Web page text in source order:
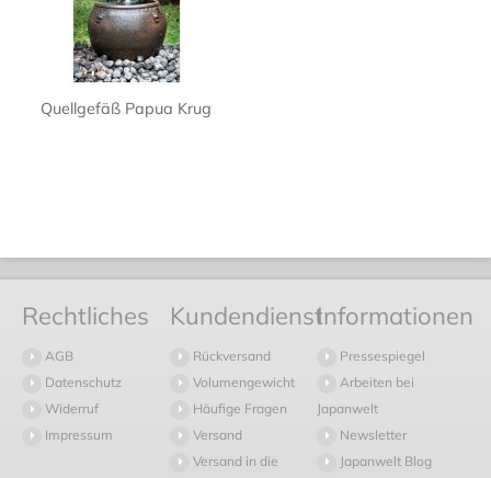
Quellgefäß Papua Krug
Rechtliches
AGB
Datenschutz
Widerruf
Impressum
Kundendienst
Rückversand
Volumengewicht
Häufige Fragen
Versand
Versand in die
Informationen
Pressespiegel
Arbeiten bei
Japanwelt
Newsletter
Japanwelt Blog